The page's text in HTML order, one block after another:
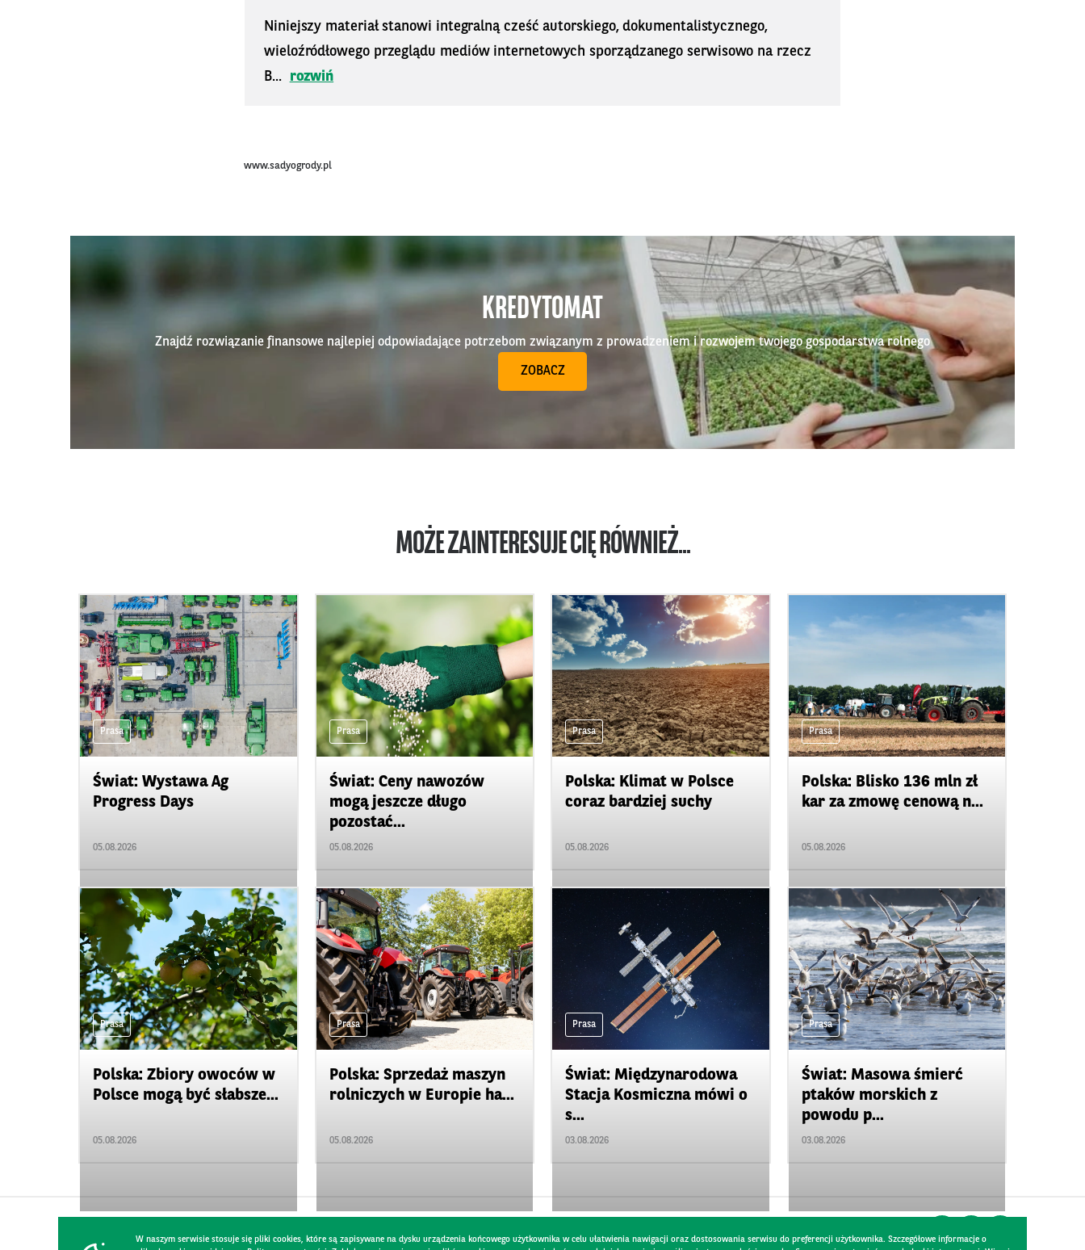
Niniejszy materiał stanowi integralną cześć autorskiego, dokumentalistycznego,
wieloźródłowego przeglądu mediów internetowych sporządzanego serwisowo na rzecz
B...
rozwiń
www.sadyogrody.pl
KREDYTOMAT
Znajdź rozwiązanie finansowe najlepiej odpowiadające potrzebom związanym z prowadzeniem i rozwojem twojego gospodarstwa rolnego
ZOBACZ
MOŻE ZAINTERESUJE CIĘ RÓWNIEŻ...
Prasa
Świat: Wystawa Ag
Progress Days
05.08.2026
Prasa
Świat: Ceny nawozów
mogą jeszcze długo
pozostać...
05.08.2026
Prasa
Polska: Klimat w Polsce
coraz bardziej suchy
05.08.2026
Prasa
Polska: Blisko 136 mln zł
kar za zmowę cenową n...
05.08.2026
Prasa
Polska: Zbiory owoców w
Polsce mogą być słabsze...
05.08.2026
Prasa
Polska: Sprzedaż maszyn
rolniczych w Europie ha...
05.08.2026
Prasa
Świat: Międzynarodowa
Stacja Kosmiczna mówi o
s...
03.08.2026
Prasa
Świat: Masowa śmierć
ptaków morskich z
powodu p...
03.08.2026
W naszym serwisie stosuje się pliki cookies, które są zapisywane na dysku urządzenia końcowego użytkownika w celu ułatwienia nawigacji oraz dostosowania serwisu do preferencji użytkownika. Szczegółowe informacje o